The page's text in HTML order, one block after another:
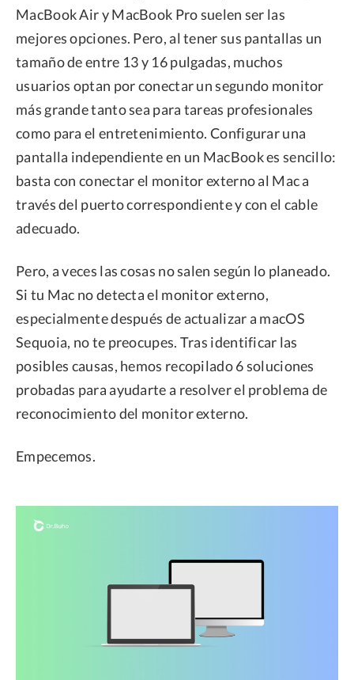
MacBook Air y MacBook Pro suelen ser las
mejores opciones. Pero, al tener sus pantallas un
tamaño de entre 13 y 16 pulgadas, muchos
usuarios optan por conectar un segundo monitor
más grande tanto sea para tareas profesionales
como para el entretenimiento. Configurar una
pantalla independiente en un MacBook es sencillo:
basta con conectar el monitor externo al Mac a
través del puerto correspondiente y con el cable
adecuado.
Pero, a veces las cosas no salen según lo planeado.
Si tu Mac no detecta el monitor externo,
especialmente después de actualizar a macOS
Sequoia, no te preocupes. Tras identificar las
posibles causas, hemos recopilado 6 soluciones
probadas para ayudarte a resolver el problema de
reconocimiento del monitor externo.
Empecemos.